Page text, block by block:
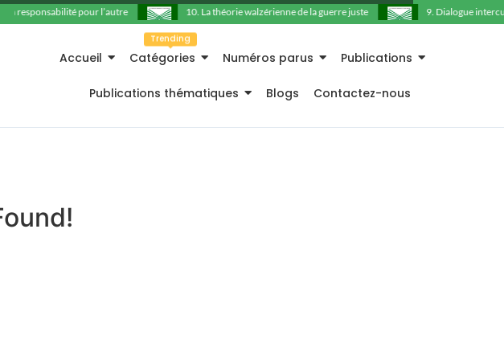
responsabilité pour l’autre 10. La théorie walzérienne de la guerre juste 9. Dialogue
Accueil Catégories
Trending
Numéros parus Publications
Publications thématiques Blogs Contactez-nous